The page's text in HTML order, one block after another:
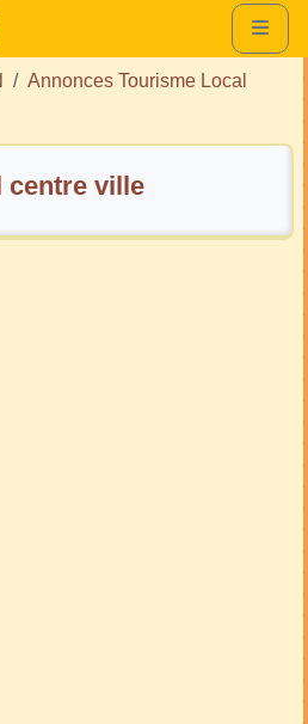
Annonces Tourisme Local
centre ville